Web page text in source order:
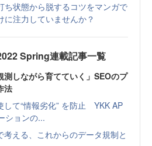
ち状態から脱するコツをマンガで
に注力していませんか？
Spring連載記事一覧
測しながら育てていく」SEOのプ
法
して“情報劣化” を防止 YKK AP
ションの...
える、これからのデータ規制と